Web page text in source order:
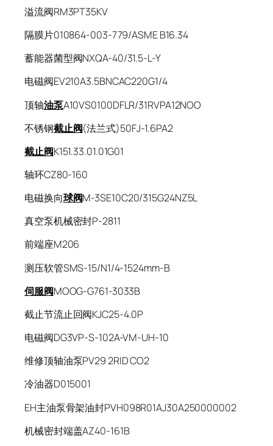
溢流阀RM3PT35KV
隔膜片010864-003-779/ASME B16.34
蓄能器菌型阀NXQA-40/31.5-L-Y
电磁阀EV210A3.5BNCAC220G1/4
顶轴油泵A10VS0100DFLR/31RVPA12NOO
不锈钢截止阀(法兰式)50FJ-1.6PA2
截止阀K151.33.01.01G01
轴环CZ80-160
电磁换向球阀M-3SE10C20/315G24NZ5L
真空泵机械密封P-2811
前端座M206
测压软管SMS-15/N1/4-1524mm-B
伺服阀MOOG-G761-3033B
截止节流止回阀KJC25-4.0P
电磁阀DG3VP-S-102A-VM-UH-10
维修顶轴油泵PV29 2RID CO2
冷油器D015001
EH主油泵骨架油封PVH098R01AJ30A250000002
机械密封端盖AZ40-161B